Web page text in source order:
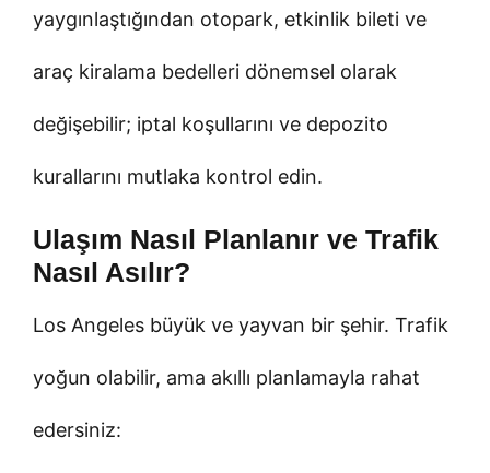
yaygınlaştığından otopark, etkinlik bileti ve
araç kiralama bedelleri dönemsel olarak
değişebilir; iptal koşullarını ve depozito
kurallarını mutlaka kontrol edin.
Ulaşım Nasıl Planlanır ve Trafik
Nasıl Asılır?
Los Angeles büyük ve yayvan bir şehir. Trafik
yoğun olabilir, ama akıllı planlamayla rahat
edersiniz: